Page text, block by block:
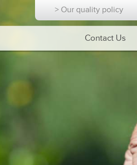
> Our quality policy
Contact Us